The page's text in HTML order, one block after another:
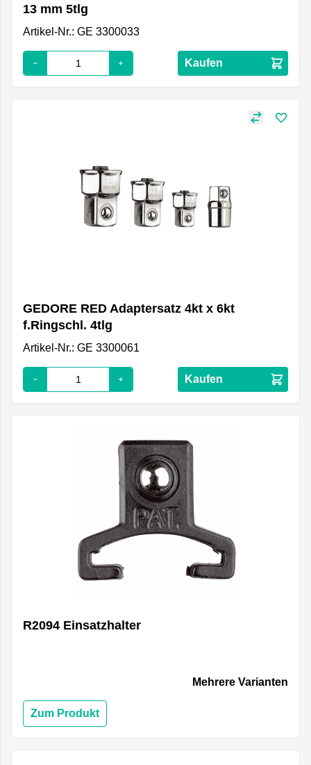
13 mm 5tlg
Artikel-Nr.: GE 3300033
Kaufen
GEDORE RED Adaptersatz 4kt x 6kt
f.Ringschl. 4tlg
Artikel-Nr.: GE 3300061
Kaufen
R2094 Einsatzhalter
Mehrere Varianten
Zum Produkt